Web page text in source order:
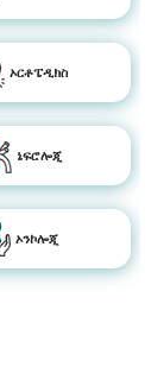
ኦርቶፔዲክስ
ኔፍሮሎጂ
ኦንኮሎጂ